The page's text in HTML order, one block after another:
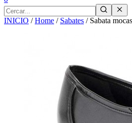
INICIO /Home / Sabates / Sabata